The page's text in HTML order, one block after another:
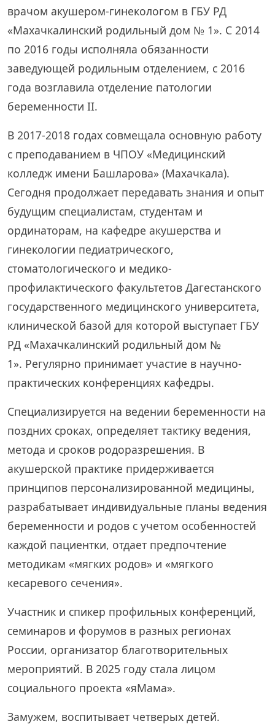
врачом акушером-гинекологом в ГБУ РД
«Махачкалинский родильный дом № 1». С 2014
по 2016 годы исполняла обязанности
заведующей родильным отделением, с 2016
года возглавила отделение патологии
беременности II.
В 2017-2018 годах совмещала основную работу
с преподаванием в ЧПОУ «Медицинский
колледж имени Башларова» (Махачкала).
Сегодня продолжает передавать знания и опыт
будущим специалистам, студентам и
ординаторам, на кафедре акушерства и
гинекологии педиатрического,
стоматологического и медико-
профилактического факультетов Дагестанского
государственного медицинского университета,
клинической базой для которой выступает ГБУ
РД «Махачкалинский родильный дом №
1». Регулярно принимает участие в научно-
практических конференциях кафедры.
Специализируется на ведении беременности на
поздних сроках, определяет тактику ведения,
метода и сроков родоразрешения. В
акушерской практике придерживается
принципов персонализированной медицины,
разрабатывает индивидуальные планы ведения
беременности и родов с учетом особенностей
каждой пациентки, отдает предпочтение
методикам «мягких родов» и «мягкого
кесаревого сечения».
Участник и спикер профильных конференций,
семинаров и форумов в разных регионах
России, организатор благотворительных
мероприятий. В 2025 году стала лицом
социального проекта «яМама».
Замужем, воспитывает четверых детей.